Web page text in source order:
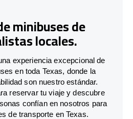
minibuses de
locales.
experiencia excepcional de
en toda Texas, donde la
son nuestro estándar.
reservar tu viaje y descubre
confían en nosotros para
de transporte en Texas.